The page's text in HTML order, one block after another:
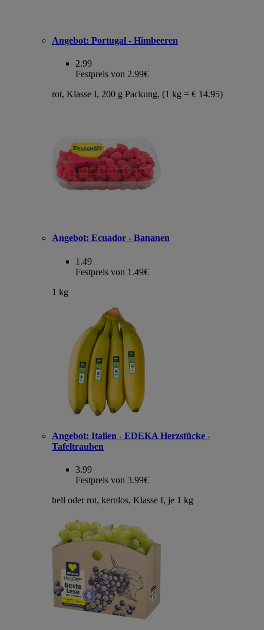
Angebot: Portugal - Himbeeren
2.99
Festpreis von 2.99€
rot, Klasse I, 200 g Packung, (1 kg = € 14.95)
Angebot: Ecuador - Bananen
1.49
Festpreis von 1.49€
1 kg
Angebot: Italien - EDEKA Herzstücke -
Tafeltrauben
3.99
Festpreis von 3.99€
hell oder rot, kernlos, Klasse I, je 1 kg